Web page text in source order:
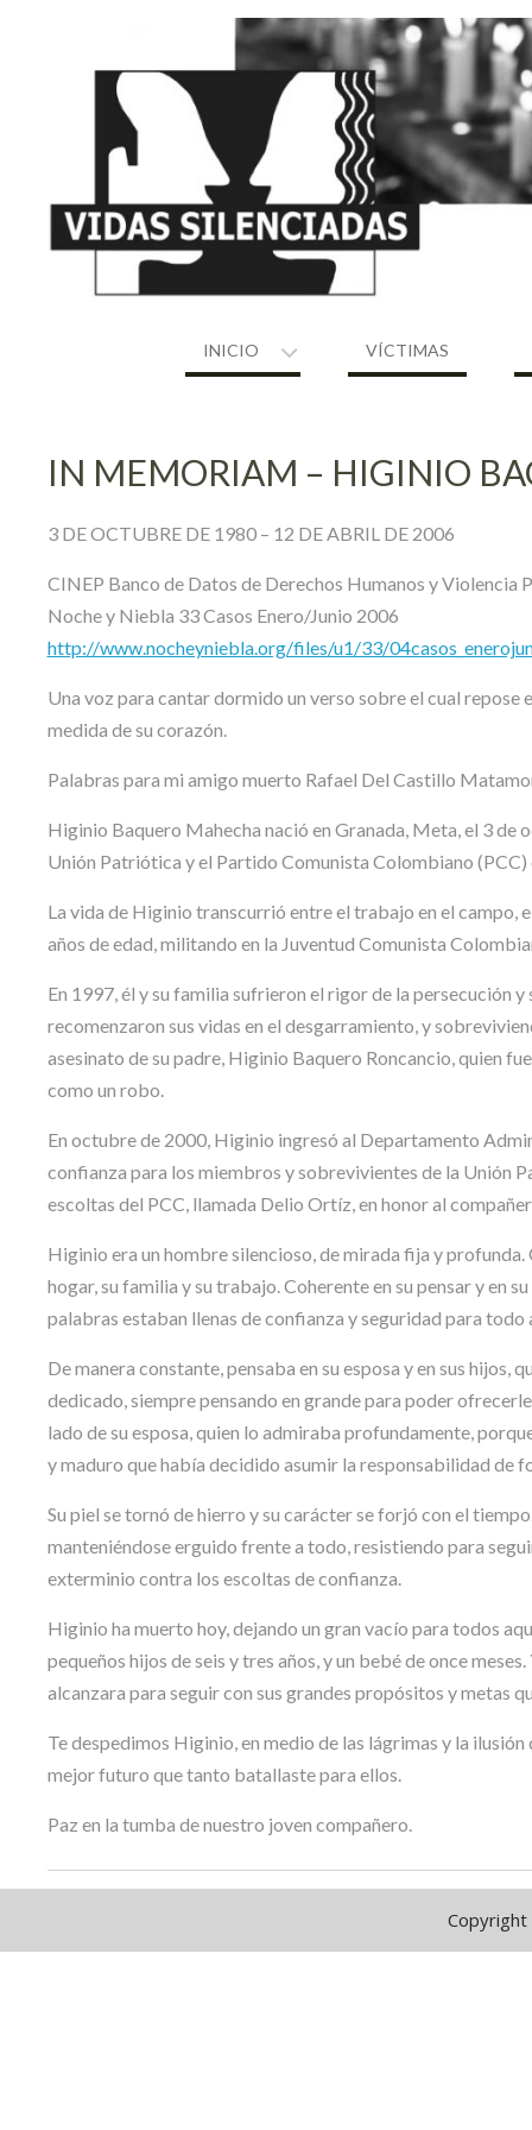
INICIO VÍCTIMAS
IN MEMORIAM – HIGINIO
3 DE OCTUBRE DE 1980 – 12 DE ABRIL DE 2006
CINEP Banco de Datos de Derechos Humanos y Violencia
Noche y Niebla 33 Casos Enero/Junio 2006
http://www.nocheyniebla.org/files/u1/33/
Una voz para cantar dormido un verso sobre el cual repose
medida de su corazón.
Palabras para mi amigo muerto Rafael Del Castillo
Higinio Baquero Mahecha nació en Granada, Meta, el 3
Unión Patriótica y el Partido Comunista Colombiano
La vida de Higinio transcurrió entre el trabajo en el campo,
años de edad, militando en la Juventud Comunista
En 1997, él y su familia sufrieron el rigor de la persecución
recomenzaron sus vidas en el desgarramiento, y
asesinato de su padre, Higinio Baquero Roncancio, quien
como un robo.
En octubre de 2000, Higinio ingresó al Departamento
confianza para los miembros y sobrevivientes de la Unión
escoltas del PCC, llamada Delio Ortíz, en honor al
Higinio era un hombre silencioso, de mirada fija y
hogar, su familia y su trabajo. Coherente en su pensar y en
palabras estaban llenas de confianza y seguridad para
De manera constante, pensaba en su esposa y en sus
dedicado, siempre pensando en grande para poder
lado de su esposa, quien lo admiraba profundamente,
y maduro que había decidido asumir la responsabilidad de
Su piel se tornó de hierro y su carácter se forjó con el
manteniéndose erguido frente a todo, resistiendo para
exterminio contra los escoltas de confianza.
Higinio ha muerto hoy, dejando un gran vacío para todos
pequeños hijos de seis y tres años, y un bebé de once
alcanzara para seguir con sus grandes propósitos y metas
Te despedimos Higinio, en medio de las lágrimas y la
mejor futuro que tanto batallaste para ellos.
Paz en la tumba de nuestro joven compañero.
Copyright